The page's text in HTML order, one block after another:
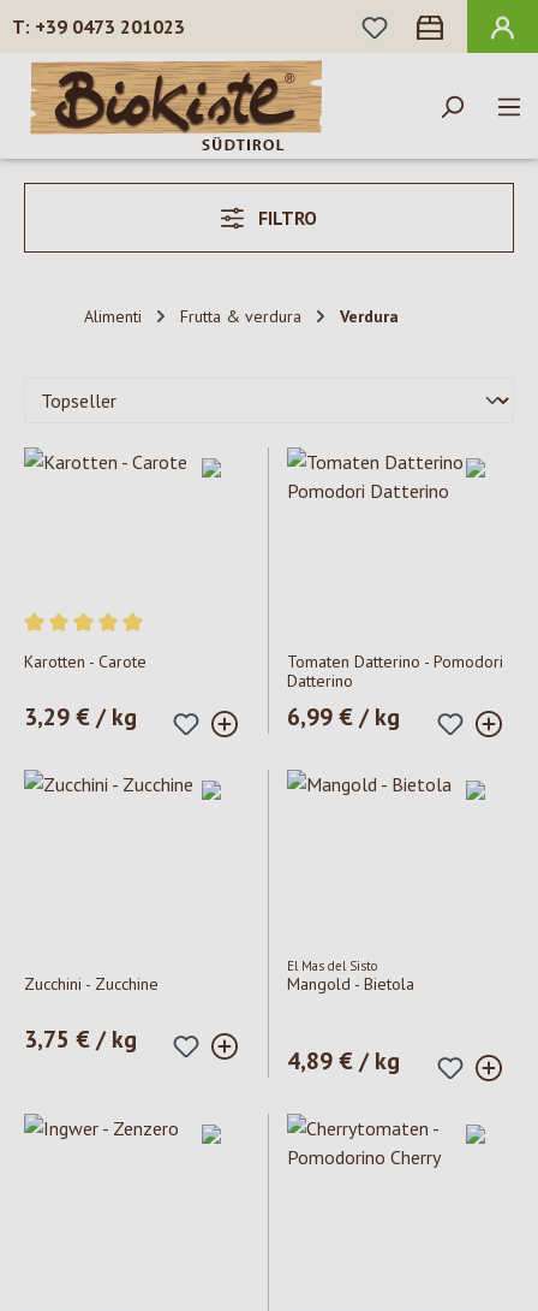
Passa al contenuto principale
+39 0473 201023
HAI 0 ARTICOLI
FILTRO
Alimenti Frutta & verdura Verdura
Valutazione media di 5 su 5 stelle
Karotten - Carote
Prezzo normale:
3,29 € / kg
Tomaten Datterino - Pomodori
Datterino
Prezzo normale:
6,99 € / kg
Zucchini - Zucchine
Prezzo normale:
3,75 € / kg
El Mas del Sisto
Mangold - Bietola
Prezzo normale:
4,89 € / kg